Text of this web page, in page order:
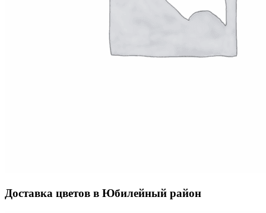
Доставка цветов в Юбилейный район